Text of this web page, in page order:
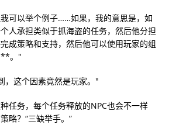
可以举个例子……如果，我的意思是，如
人承担类似于抓海盗的任务，然后他分担
成策略和支持，然后他可以使用玩家的组
**。"
，这个因素竟然是玩家。"
任务，每个任务释放的NPC也会不一样
略？“三缺举手。”